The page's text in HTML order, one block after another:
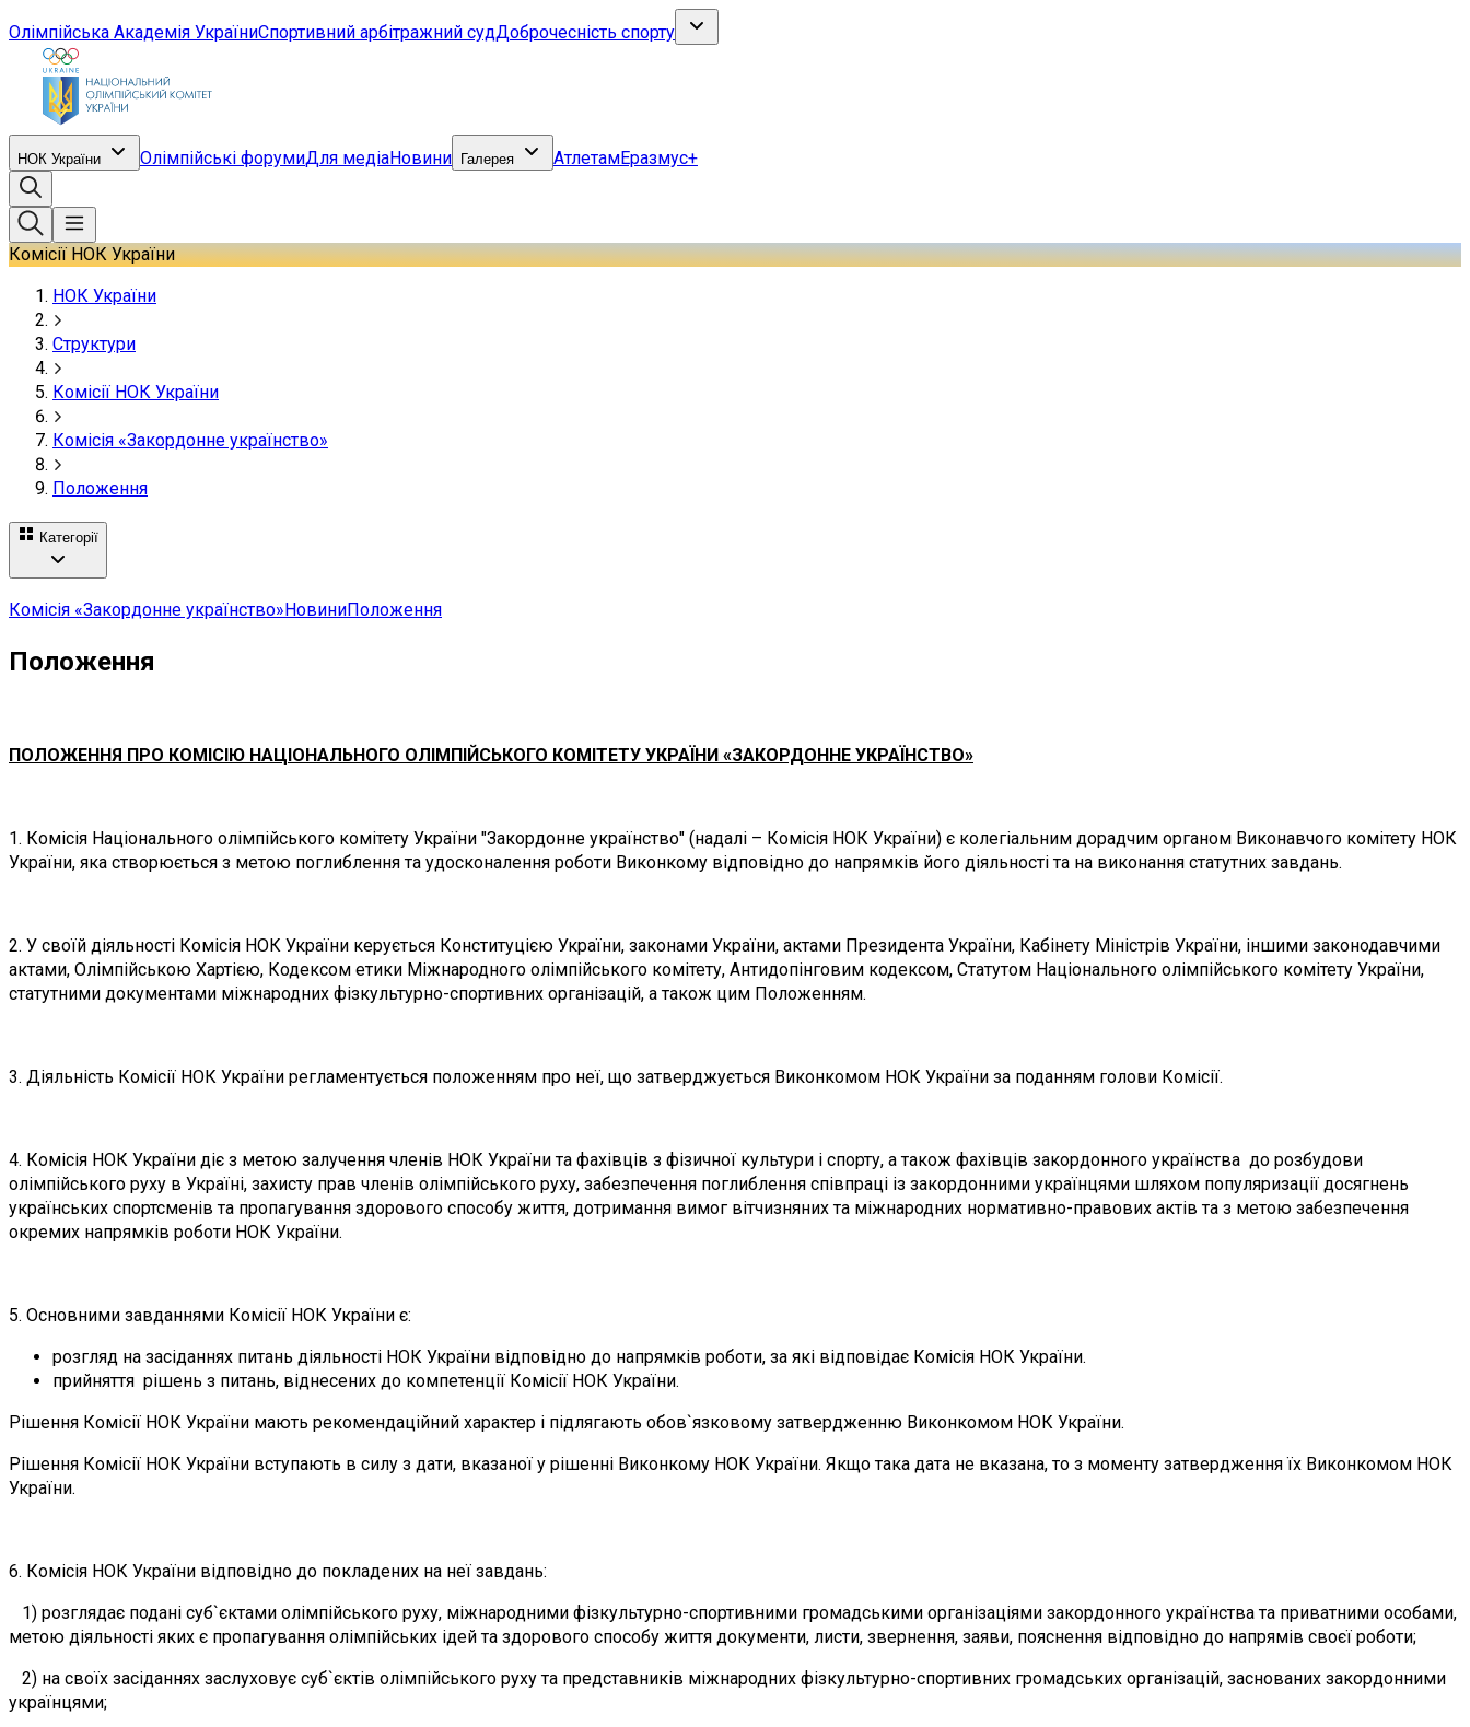
Олімпійська Академія УкраїниСпортивний арбітражний судДоброчесність спорту
НОК України Олімпійські форумиДля медіаНовини Галерея АтлетамЕразмус+
Комісії НОК України
НОК України
Структури
Комісії НОК України
Комісія «Закордонне українство»
Положення
Категорії
Комісія «Закордонне українство» НовиниПоложення
Положення
ПОЛОЖЕННЯ ПРО КОМІСІЮ НАЦІОНАЛЬНОГО ОЛІМПІЙСЬКОГО КОМІТЕТУ УКРАЇНИ «ЗАКОРДОННЕ УКРАЇНСТВО»
1. Комісія Національного олімпійського комітету України "Закордонне українство" (надалі – Комісія НОК України) є колегіальним дорадчим органом Виконавчого комітету НОК
України, яка створюється з метою поглиблення та удосконалення роботи Виконкому відповідно до напрямків його діяльності та на виконання статутних завдань.
2. У своїй діяльності Комісія НОК України керується Конституцією України, законами України, актами Президента України, Кабінету Міністрів України, іншими законодавчими
актами, Олімпійською Хартією, Кодексом етики Міжнародного олімпійського комітету, Антидопінговим кодексом, Статутом Національного олімпійського комітету України,
статутними документами міжнародних фізкультурно-спортивних організацій, а також цим Положенням.
3. Діяльність Комісії НОК України регламентується положенням про неї, що затверджується Виконкомом НОК України за поданням голови Комісії.
4. Комісія НОК України діє з метою залучення членів НОК України та фахівців з фізичної культури і спорту, а також фахівців закордонного українства до розбудови
олімпійського руху в Україні, захисту прав членів олімпійського руху, забезпечення поглиблення співпраці із закордонними українцями шляхом популяризації досягнень
українських спортсменів та пропагування здорового способу життя, дотримання вимог вітчизняних та міжнародних нормативно-правових актів та з метою забезпечення
окремих напрямків роботи НОК України.
5. Основними завданнями Комісії НОК України є:
розгляд на засіданнях питань діяльності НОК України відповідно до напрямків роботи, за які відповідає Комісія НОК України.
прийняття рішень з питань, віднесених до компетенції Комісії НОК України.
Рішення Комісії НОК України мають рекомендаційний характер і підлягають обов`язковому затвердженню Виконкомом НОК України.
Рішення Комісії НОК України вступають в силу з дати, вказаної у рішенні Виконкому НОК України. Якщо така дата не вказана, то з моменту затвердження їх Виконкомом НОК
України.
6. Комісія НОК України відповідно до покладених на неї завдань:
1) розглядає подані суб`єктами олімпійського руху, міжнародними фізкультурно-спортивними громадськими організаціями закордонного українства та приватними особами,
метою діяльності яких є пропагування олімпійських ідей та здорового способу життя документи, листи, звернення, заяви, пояснення відповідно до напрямів своєї роботи;
2) на своїх засіданнях заслуховує суб`єктів олімпійського руху та представників міжнародних фізкультурно-спортивних громадських організацій, заснованих закордонними
українцями;